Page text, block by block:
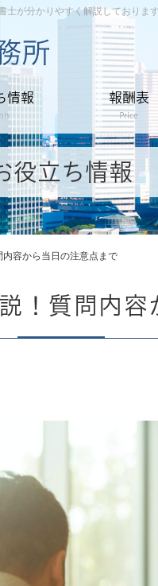
が分かりやすく解説しております
情報 報酬表
Price
役立ち情報
容から当日の注意点まで
！質問内